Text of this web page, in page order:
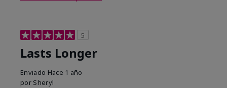
5
Lasts Longer
Enviado Hace 1 año
por Sheryl